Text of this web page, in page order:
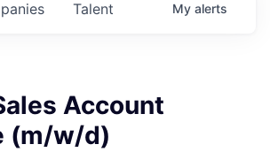
Talent My alerts
Account
(m/w/d)